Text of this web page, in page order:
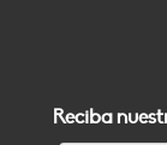
Reciba